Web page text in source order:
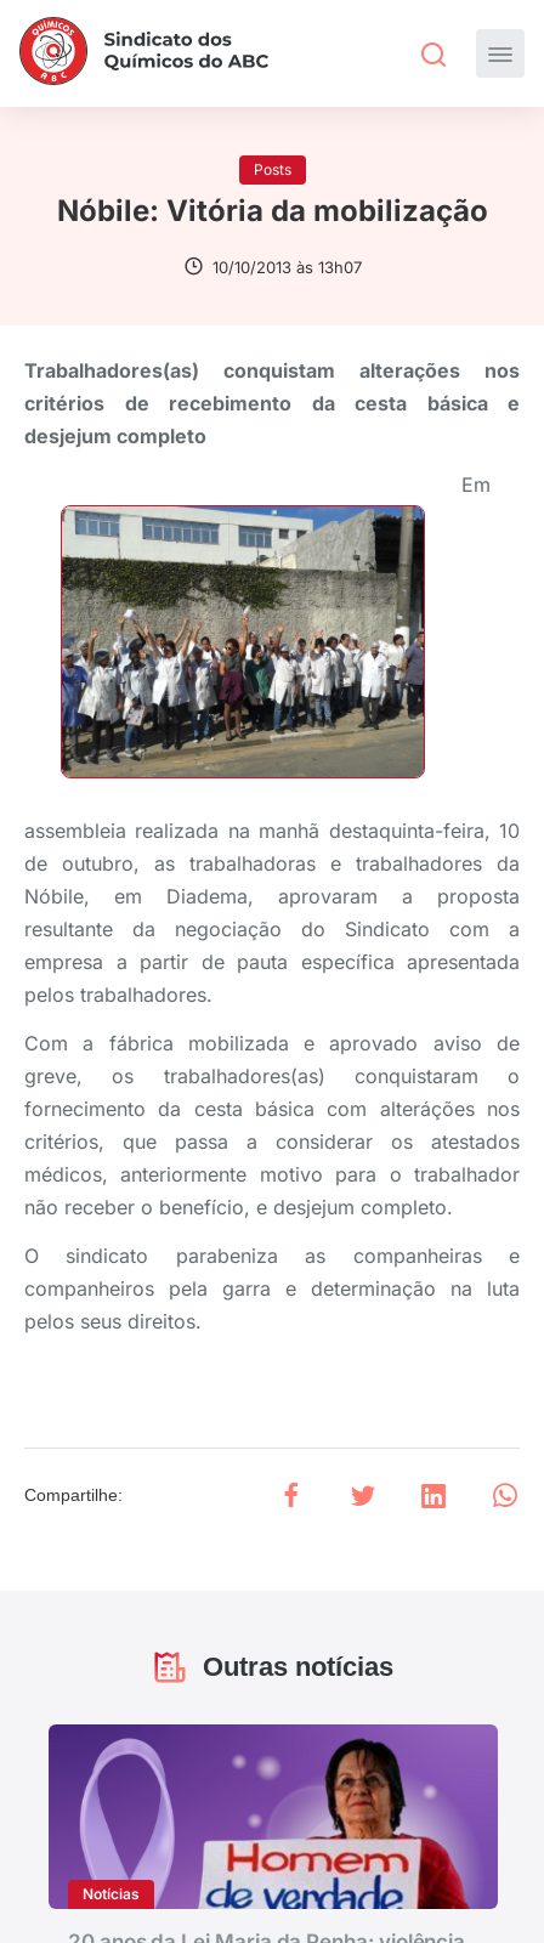
Posts
Nóbile: Vitória da mobilização
10/10/2013 às 13h07
Trabalhadores(as) conquistam alterações nos
critérios de recebimento da cesta básica e
desjejum completo
Em
assembleia realizada na manhã destaquinta-feira, 10
de outubro, as trabalhadoras e trabalhadores da
Nóbile, em Diadema, aprovaram a proposta
resultante da negociação do Sindicato com a
empresa a partir de pauta específica apresentada
pelos trabalhadores.
Com a fábrica mobilizada e aprovado aviso de
greve, os trabalhadores(as) conquistaram o
fornecimento da cesta básica com alteráções nos
critérios, que passa a considerar os atestados
médicos, anteriormente motivo para o trabalhador
não receber o benefício, e desjejum completo.
O sindicato parabeniza as companheiras e
companheiros pela garra e determinação na luta
pelos seus direitos.
Compartilhe:
Outras notícias
Notícias